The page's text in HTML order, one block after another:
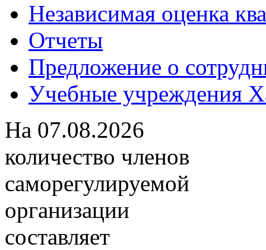
Независимая оценка
Отчеты
Предложение о
Учебные учреждения
На 07.08.2026
количество членов
саморегулируемой
организации
составляет